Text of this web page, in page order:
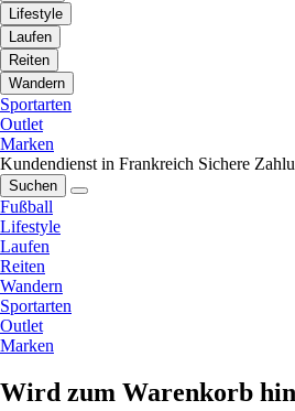
Lifestyle
Laufen
Reiten
Wandern
Sportarten
Outlet
Marken
Kundendienst in Frankreich Sichere
Suchen
Fußball
Lifestyle
Laufen
Reiten
Wandern
Sportarten
Outlet
Marken
Wird zum Warenkorb